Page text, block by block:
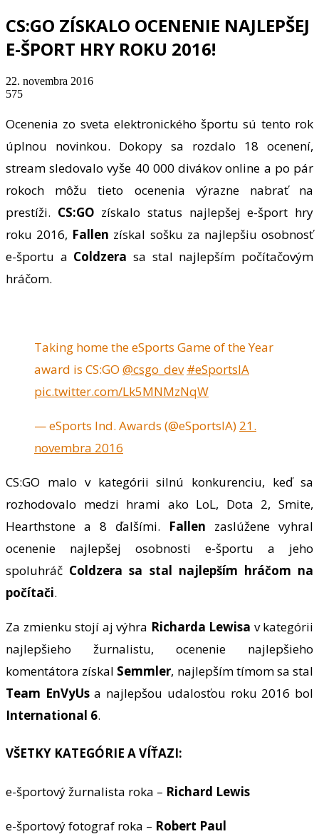
CS:GO ZÍSKALO OCENENIE NAJLEPŠEJ
E-ŠPORT HRY ROKU 2016!
22. novembra 2016
575
Ocenenia zo sveta elektronického športu sú tento rok
úplnou novinkou. Dokopy sa rozdalo 18 ocenení,
stream sledovalo vyše 40 000 divákov online a po pár
rokoch môžu tieto ocenenia výrazne nabrať na
prestíži. CS:GO získalo status najlepšej e-šport hry
roku 2016, Fallen získal sošku za najlepšiu osobnosť
e-športu a Coldzera sa stal najlepším počítačovým
hráčom.
Taking home the eSports Game of the Year
award is CS:GO @csgo_dev #eSportsIA
pic.twitter.com/Lk5MNMzNqW
— eSports Ind. Awards (@eSportsIA) 21.
novembra 2016
CS:GO malo v kategórii silnú konkurenciu, keď sa
rozhodovalo medzi hrami ako LoL, Dota 2, Smite,
Hearthstone a 8 ďalšími. Fallen zaslúžene vyhral
ocenenie najlepšej osobnosti e-športu a jeho
spoluhráč Coldzera sa stal najlepším hráčom na
počítači.
Za zmienku stojí aj výhra Richarda Lewisa v kategórii
najlepšieho žurnalistu, ocenenie najlepšieho
komentátora získal Semmler, najlepším tímom sa stal
Team EnVyUsa najlepšou udalosťou roku 2016 bol
International 6.
VŠETKY KATEGÓRIE A VÍŤAZI:
e-športový žurnalista roka – Richard Lewis
e-športový fotograf roka – Robert Paul